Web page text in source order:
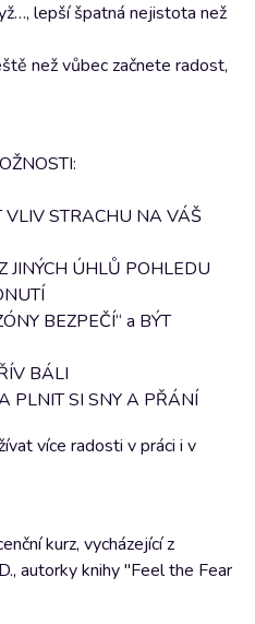
lepší špatná nejistota než
než vůbec začnete radost,
VLIV STRACHU NA VÁŠ
JINÝCH ÚHLŮ POHLEDU
BEZPEČÍ“ a BÝT
BÁLI
PLNIT SI SNY A PŘÁNÍ
více radosti v práci i v
kurz, vycházející z
autorky knihy "Feel the Fear